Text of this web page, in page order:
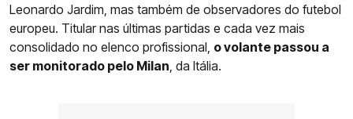
Leonardo Jardim, mas também de observadores do futebol
europeu. Titular nas últimas partidas e cada vez mais
consolidado no elenco profissional, o volante passou a
ser monitorado pelo Milan , da Itália.